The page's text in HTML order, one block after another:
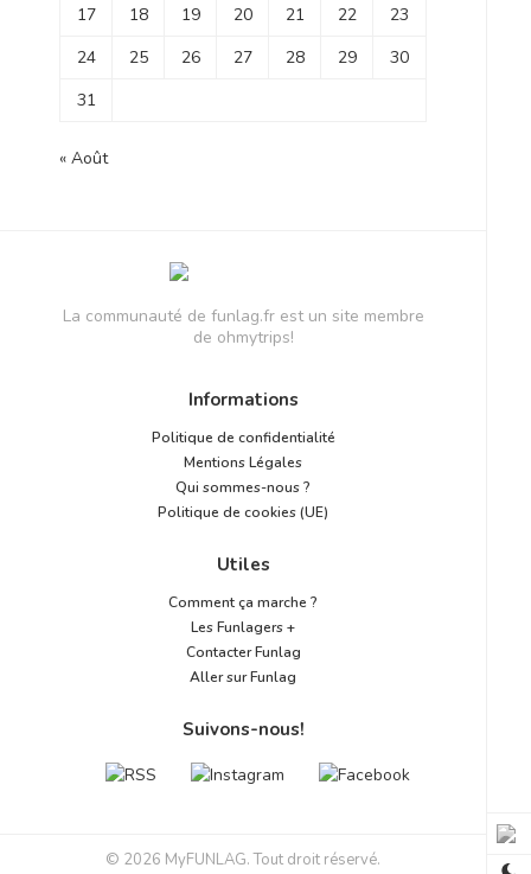
17
18 19 20 21 22
23
24
25 26 27 28 29
30
31
« Août
La communauté de funlag.fr est un site membre
de ohmytrips!
Informations
Politique de confidentialité
Mentions Légales
Qui sommes-nous ?
Politique de cookies (UE)
Utiles
Comment ça marche ?
Les Funlagers +
Contacter Funlag
Aller sur Funlag
Suivons-nous!
© 2026 MyFUNLAG. Tout droit réservé.